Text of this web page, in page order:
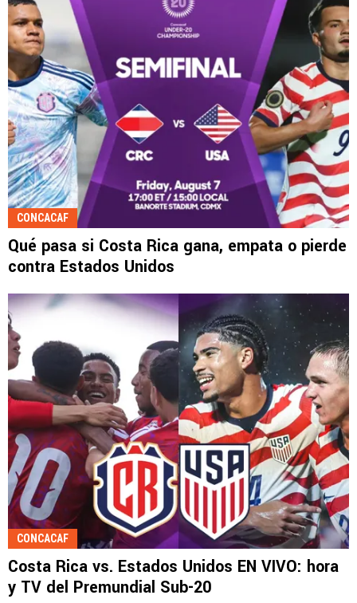
CONCACAF
Qué pasa si Costa Rica gana, empata o pierde
contra Estados Unidos
CONCACAF
Costa Rica vs. Estados Unidos EN VIVO: hora
y TV del Premundial Sub-20